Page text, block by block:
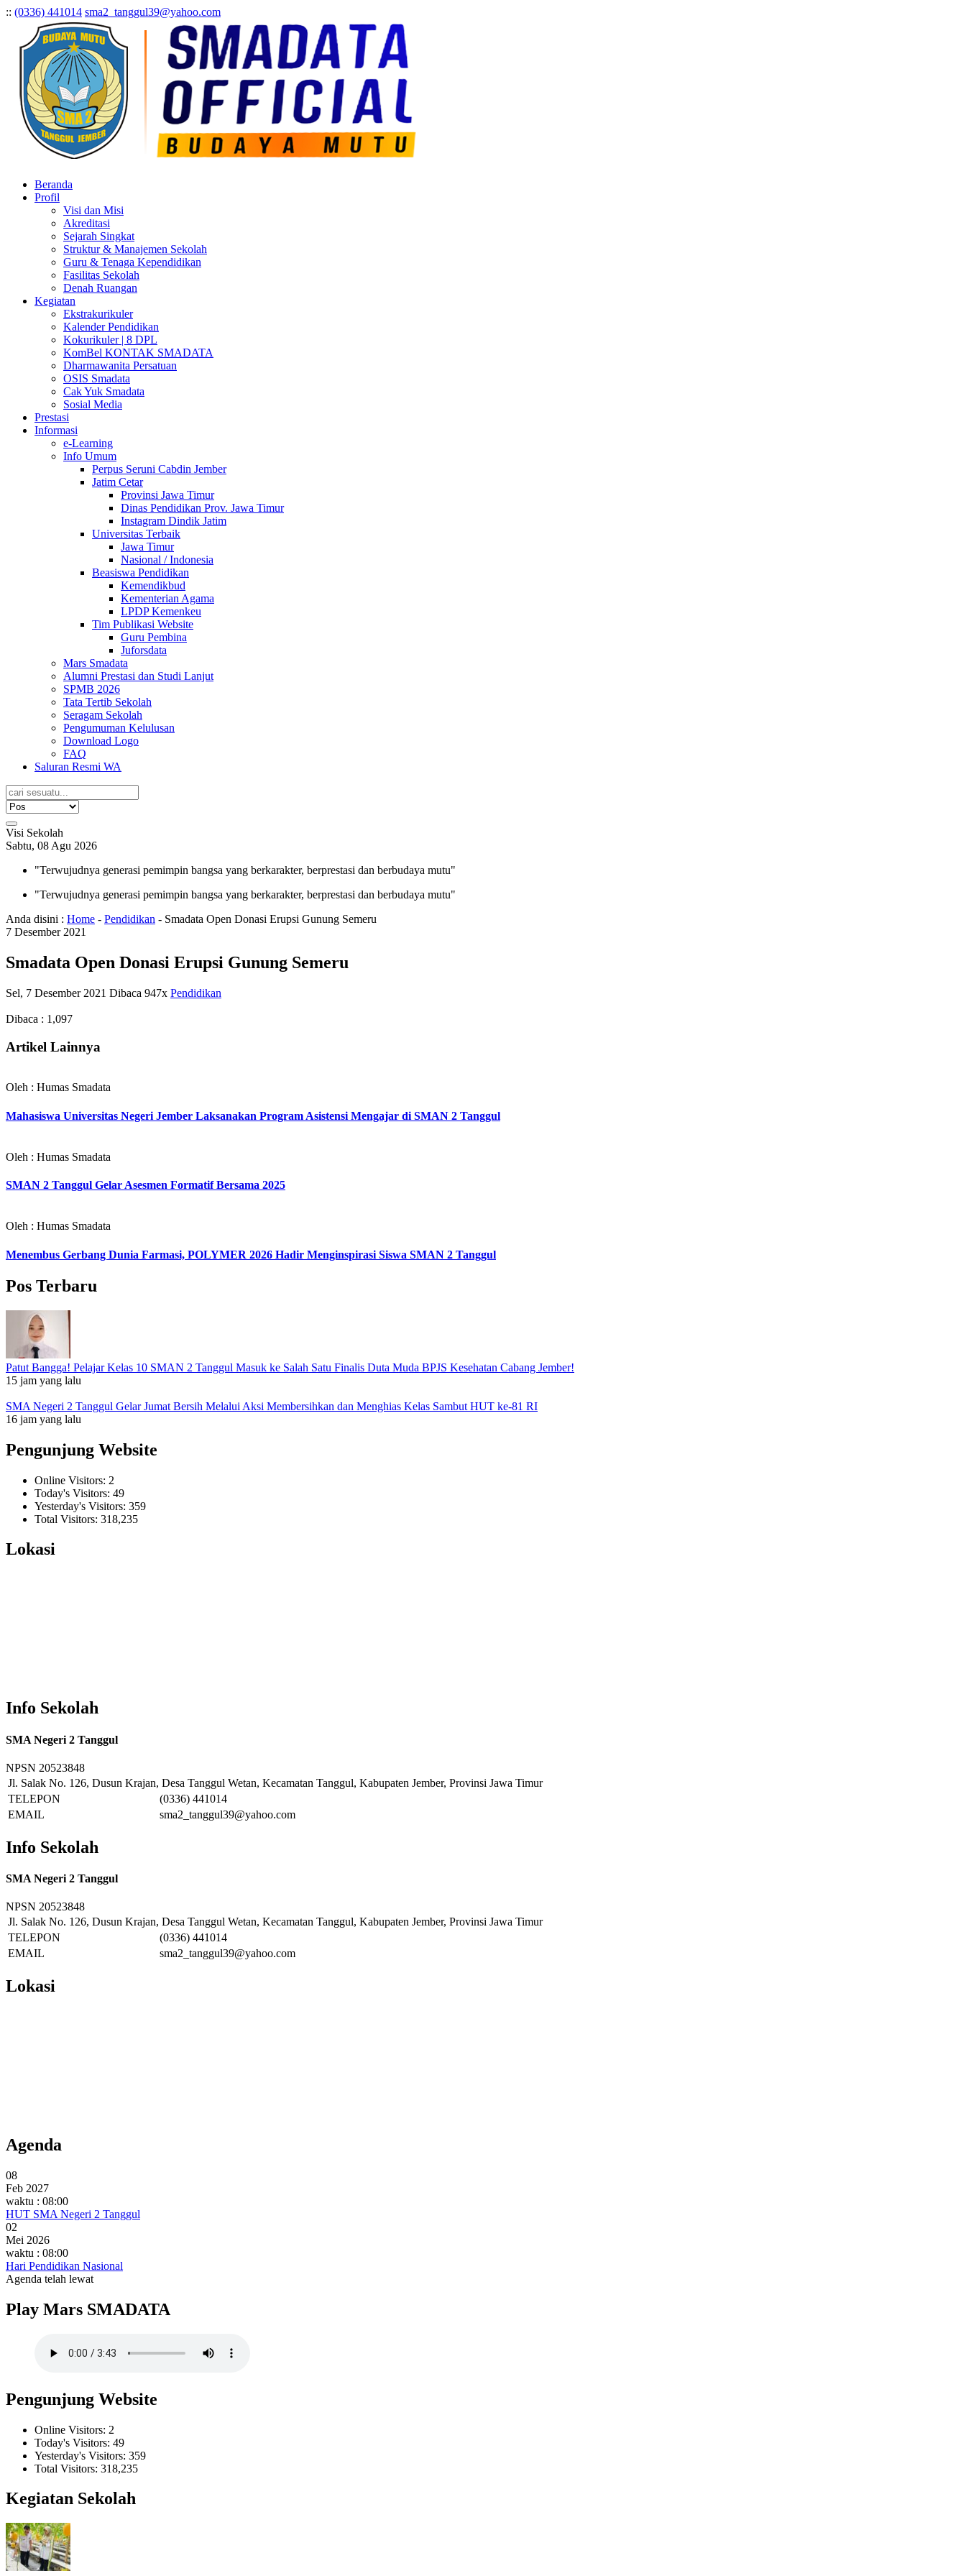
:: (0336) 441014 sma2_tanggul39@yahoo.com
Beranda
Profil
Visi dan Misi
Akreditasi
Sejarah Singkat
Struktur & Manajemen Sekolah
Guru & Tenaga Kependidikan
Fasilitas Sekolah
Denah Ruangan
Kegiatan
Ekstrakurikuler
Kalender Pendidikan
Kokurikuler | 8 DPL
KomBel KONTAK SMADATA
Dharmawanita Persatuan
OSIS Smadata
Cak Yuk Smadata
Sosial Media
Prestasi
Informasi
e-Learning
Info Umum
Perpus Seruni Cabdin Jember
Jatim Cetar
Provinsi Jawa Timur
Dinas Pendidikan Prov. Jawa Timur
Instagram Dindik Jatim
Universitas Terbaik
Jawa Timur
Nasional / Indonesia
Beasiswa Pendidikan
Kemendikbud
Kementerian Agama
LPDP Kemenkeu
Tim Publikasi Website
Guru Pembina
Juforsdata
Mars Smadata
Alumni Prestasi dan Studi Lanjut
SPMB 2026
Tata Tertib Sekolah
Seragam Sekolah
Pengumuman Kelulusan
Download Logo
FAQ
Saluran Resmi WA
Visi Sekolah
Sabtu, 08 Agu 2026
"Terwujudnya generasi pemimpin bangsa yang berkarakter, berprestasi dan berbudaya mutu"
"Terwujudnya generasi pemimpin bangsa yang berkarakter, berprestasi dan berbudaya mutu"
Anda disini : Home - Pendidikan - Smadata Open Donasi Erupsi Gunung Semeru
7 Desember 2021
Smadata Open Donasi Erupsi Gunung Semeru
Sel, 7 Desember 2021 Dibaca 947x Pendidikan
Dibaca : 1,097
Artikel Lainnya
Oleh : Humas Smadata
Mahasiswa Universitas Negeri Jember Laksanakan Program Asistensi Mengajar di SMAN 2 Tanggul
Oleh : Humas Smadata
SMAN 2 Tanggul Gelar Asesmen Formatif Bersama 2025
Oleh : Humas Smadata
Menembus Gerbang Dunia Farmasi, POLYMER 2026 Hadir Menginspirasi Siswa SMAN 2 Tanggul
Pos Terbaru
Patut Bangga! Pelajar Kelas 10 SMAN 2 Tanggul Masuk ke Salah Satu Finalis Duta Muda BPJS Kesehatan Cabang Jember!
15 jam yang lalu
SMA Negeri 2 Tanggul Gelar Jumat Bersih Melalui Aksi Membersihkan dan Menghias Kelas Sambut HUT ke-81 RI
16 jam yang lalu
Pengunjung Website
Online Visitors: 2
Today's Visitors: 49
Yesterday's Visitors: 359
Total Visitors: 318,235
Lokasi
Info Sekolah
SMA Negeri 2 Tanggul
NPSN 20523848
Jl. Salak No. 126, Dusun Krajan, Desa Tanggul Wetan, Kecamatan Tanggul, Kabupaten Jember, Provinsi Jawa Timur
TELEPON
(0336) 441014
EMAIL
sma2_tanggul39@yahoo.com
Info Sekolah
SMA Negeri 2 Tanggul
NPSN 20523848
Jl. Salak No. 126, Dusun Krajan, Desa Tanggul Wetan, Kecamatan Tanggul, Kabupaten Jember, Provinsi Jawa Timur
TELEPON
(0336) 441014
EMAIL
sma2_tanggul39@yahoo.com
Lokasi
Agenda
08
Feb 2027
waktu : 08:00
HUT SMA Negeri 2 Tanggul
02
Mei 2026
waktu : 08:00
Hari Pendidikan Nasional
Agenda telah lewat
Play Mars SMADATA
Pengunjung Website
Online Visitors: 2
Today's Visitors: 49
Yesterday's Visitors: 359
Total Visitors: 318,235
Kegiatan Sekolah